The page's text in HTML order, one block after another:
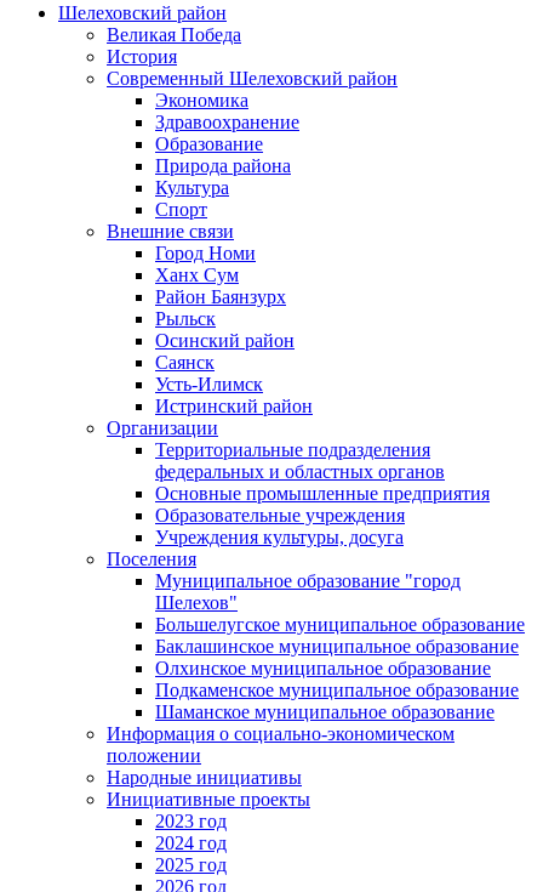
Шелеховский район
Великая Победа
История
Современный Шелеховский район
Экономика
Здравоохранение
Образование
Природа района
Культура
Спорт
Внешние связи
Город Номи
Ханх Сум
Район Баянзурх
Рыльск
Осинский район
Саянск
Усть-Илимск
Истринский район
Организации
Территориальные подразделения
федеральных и областных органов
Основные промышленные предприятия
Образовательные учреждения
Учреждения культуры, досуга
Поселения
Муниципальное образование "город
Шелехов"
Большелугское муниципальное образование
Баклашинское муниципальное образование
Олхинское муниципальное образование
Подкаменское муниципальное образование
Шаманское муниципальное образование
Информация о социально-экономическом
положении
Народные инициативы
Инициативные проекты
2023 год
2024 год
2025 год
2026 год